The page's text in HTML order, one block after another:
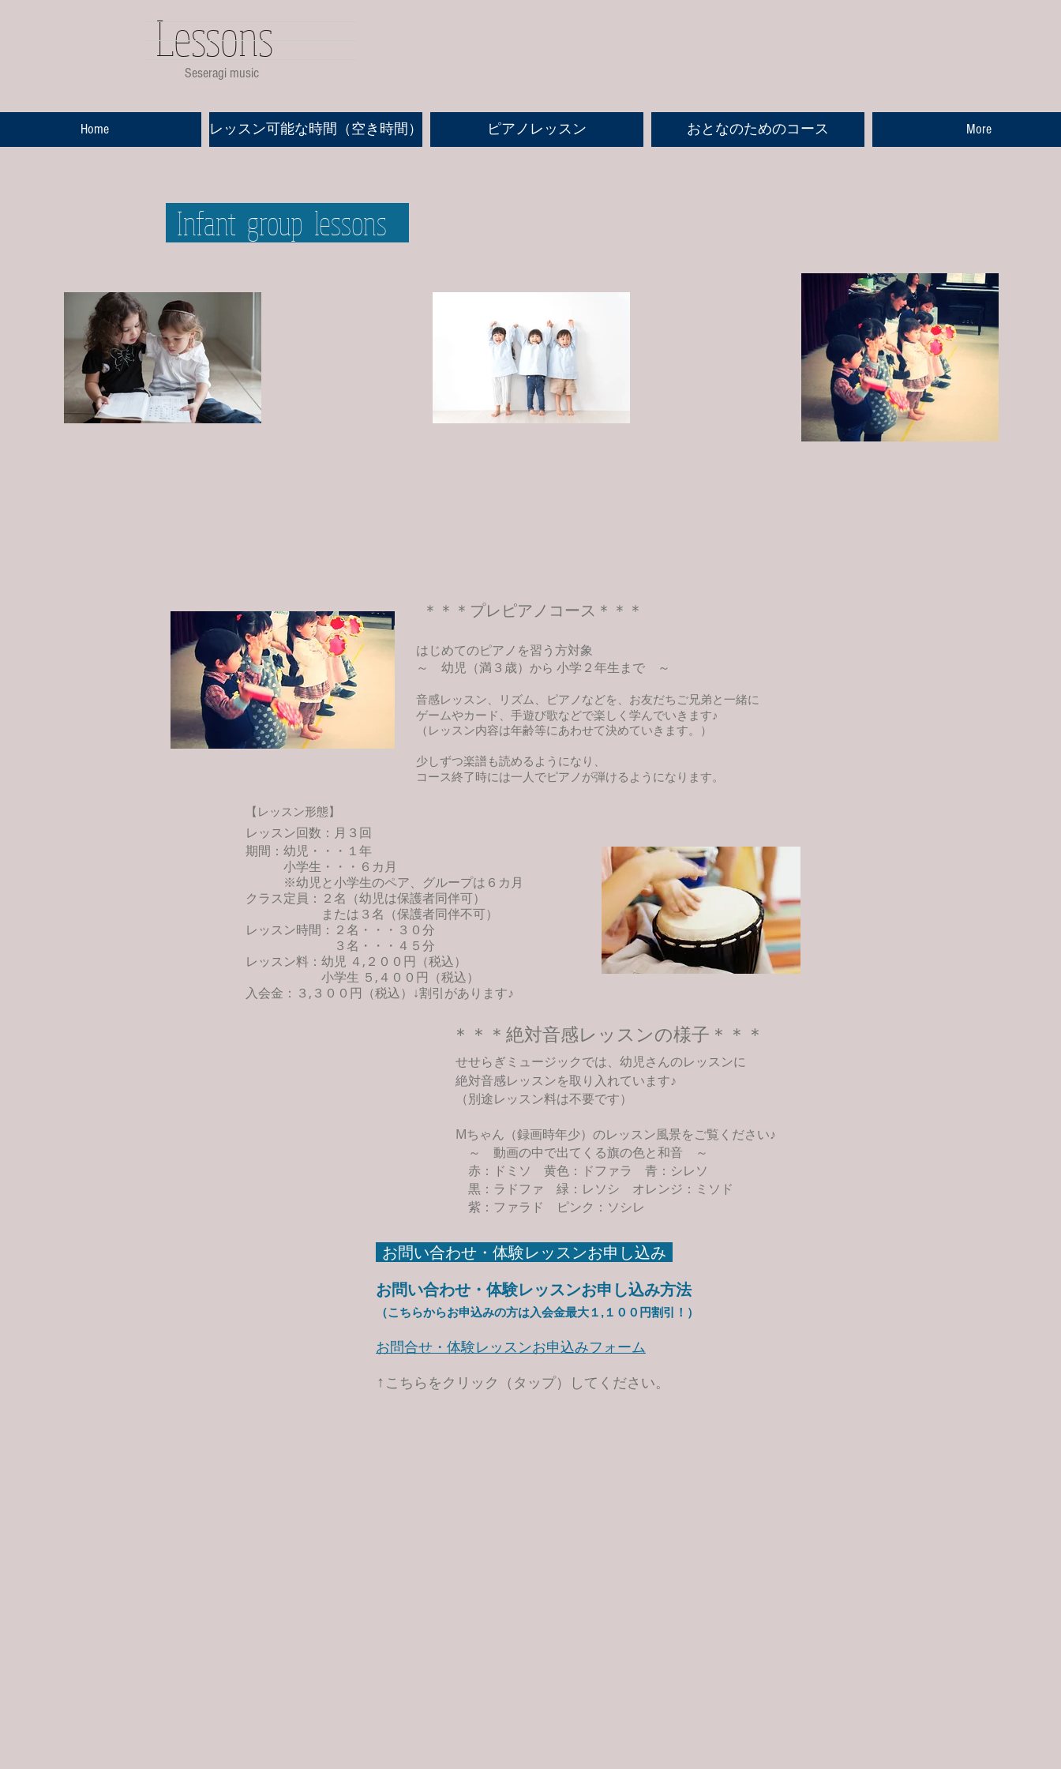
Lessons
​Seseragi music
Home レッスン可能な時間（空き時間） ピアノレッスン おとなのためのコース More
Infant group lessons
＊＊＊プレピアノコース＊＊＊
​【レッスン形態】
レッスン回数：月３回
期間：幼児・・・１年
小学生・・・６カ月
※幼児と小学生のペア、グループは６カ月
クラス定員： ２名（幼児は保護者同伴可）
または３名（保護者同伴不可）
レッスン時間：２名・・・３０分
３名・・・４５分
​レッスン料：幼児 ４,２００円（税込）
小学生 ５,４００円（税込）
入会金：３,３００円（税込）↓割引があります♪
はじめてのピアノを習う方対象
～ 幼児（満３歳） から 小学２年生まで ～
音感レッスン、リズム、ピアノなどを、お友だちご兄弟と一緒に
ゲームやカード、手遊び歌などで楽しく学んでいきます♪
​（レッスン内容は年齢等にあわせて決めていきます。）
少しずつ楽譜も読めるようになり、
コース終了時には一人でピアノが弾けるようになります。
せせらぎミュージックでは、幼児さんのレッスンに
絶対音感レッスンを取り入れています♪
​（別途レッスン料は不要です）
Mちゃん（録画時年少）のレッスン風景をご覧ください♪
～ 動画の中で出てくる旗の色と和音 ～
赤：ドミソ 黄色：ドファラ 青：シレソ
黒：ラドファ 緑：レソシ オレンジ：ミソド
紫：ファラド ピンク：ソシレ
＊＊＊絶対音感レッスンの様子＊＊＊
お問い合わせ・体験レッスンお申し込み
お問い合わせ・体験レッスンお申し込み方法
（こちらからお申込みの方は入会金最大１,１００円割引！）
お問合せ・体験レッスンお申込みフォーム
​↑こちらをクリック（タップ）してください。